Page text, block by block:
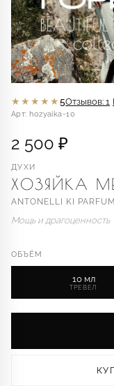
★★★★★5Отзывов: 1
Арт: hozyaika-10
2 500 ₽
ДУХИ
ХОЗЯЙКА
ANTONELLI KI
Мощь и драгоценность
ОБЪЁМ
10 мл
ТРЕВЕЛ